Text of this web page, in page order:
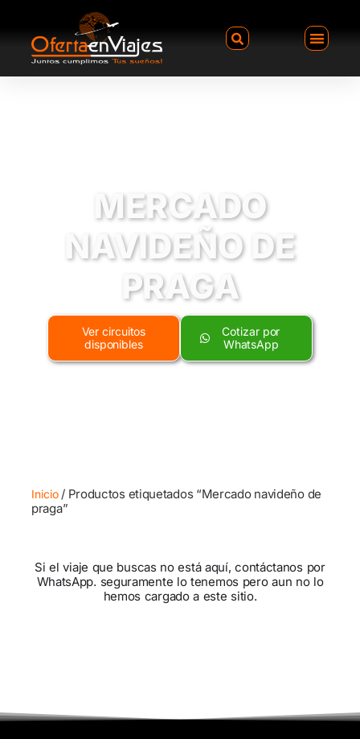
MERCADO
NAVIDEÑO DE
PRAGA
Ver circuitos
disponibles
Cotizar por
WhatsApp
Inicio/ Productos etiquetados “Mercado navideño de
praga”
Si el viaje que buscas no está aquí, contáctanos por
WhatsApp. seguramente lo tenemos pero aun no lo
hemos cargado a este sitio.